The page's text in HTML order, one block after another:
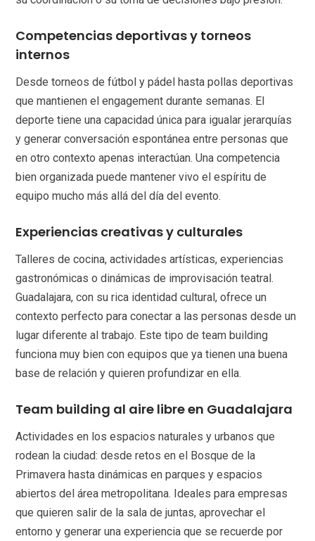
Competencias deportivas y torneos
internos
Desde torneos de fútbol y pádel hasta pollas deportivas
que mantienen el engagement durante semanas. El
deporte tiene una capacidad única para igualar jerarquías
y generar conversación espontánea entre personas que
en otro contexto apenas interactúan. Una competencia
bien organizada puede mantener vivo el espíritu de
equipo mucho más allá del día del evento.
Experiencias creativas y culturales
Talleres de cocina, actividades artísticas, experiencias
gastronómicas o dinámicas de improvisación teatral.
Guadalajara, con su rica identidad cultural, ofrece un
contexto perfecto para conectar a las personas desde un
lugar diferente al trabajo. Este tipo de team building
funciona muy bien con equipos que ya tienen una buena
base de relación y quieren profundizar en ella.
Team building al aire libre en Guadalajara
Actividades en los espacios naturales y urbanos que
rodean la ciudad: desde retos en el Bosque de la
Primavera hasta dinámicas en parques y espacios
abiertos del área metropolitana. Ideales para empresas
que quieren salir de la sala de juntas, aprovechar el
entorno y generar una experiencia que se recuerde por